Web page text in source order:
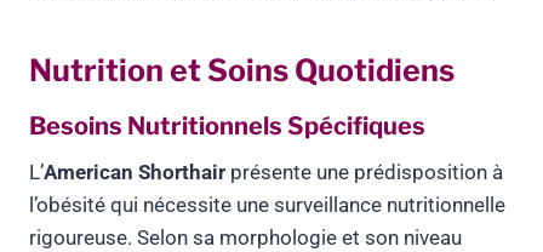
Nutrition et Soins Quotidiens
Besoins Nutritionnels Spécifiques
L’American Shorthair présente une prédisposition à
l’obésité qui nécessite une surveillance nutritionnelle
rigoureuse. Selon sa morphologie et son niveau